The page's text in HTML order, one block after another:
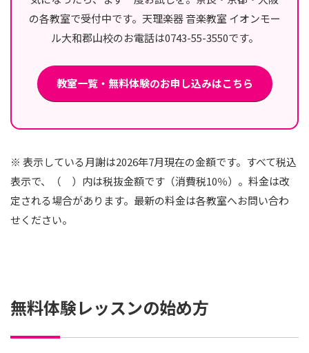
の各教室で受付中です。天理楽器 音楽教室 イオンモー
ル大和郡山校のお電話は0743-55-3550です。
教室一覧・無料体験のお申し込みはこちら
※ 表示している月謝は2026年7月現在の金額です。すべて税込
表示で、（ ）内は税抜金額です（消費税10％）。料金は改
定される場合があります。最新の料金は各教室へお問い合わ
せください。
無料体験レッスンの始め方